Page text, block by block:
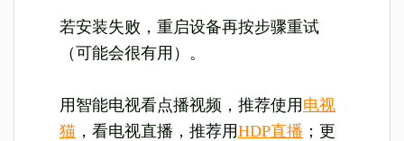
若安装失败，重启设备再按步骤重试
（可能会很有用）。
用智能电视看点播视频，推荐使用 电视
猫 ，看电视直播，推荐用HDP直播 ；更